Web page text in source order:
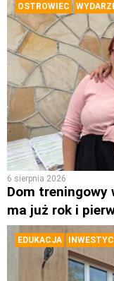
OSTROWIEC
6 sierpnia 2026
Dom treningowy
ma już rok i
EDUKACJA